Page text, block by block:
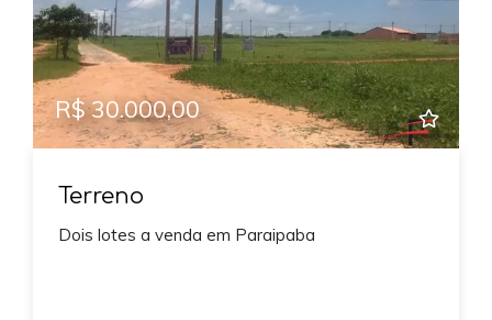
R$ 30.000,00
Terreno
Dois lotes a venda em Paraipaba